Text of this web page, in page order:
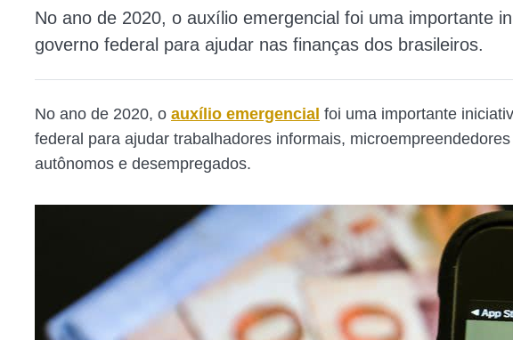
No ano de 2020, o auxílio emergencial foi uma importante
governo federal para ajudar nas finanças dos brasileiros.
No ano de 2020, o auxílio emergencial foi uma importante
federal para ajudar trabalhadores informais,
autônomos e desempregados.